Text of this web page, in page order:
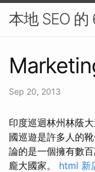
本地 SEO
Sep 20, 2013
印度巡迴林州林蔭
國巡遊是許多人的靴
論的是一個擁有數
龐大國家。 html 新